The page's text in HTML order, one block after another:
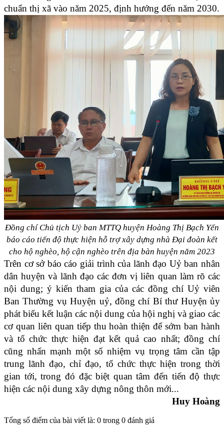
chuẩn thị xã vào năm 2025, định hướng đến năm 2030.
Đồng chí Chủ tịch Uỷ ban MTTQ huyện Hoàng Thị Bạch Yến
báo cáo tiến độ thực hiện hỗ trợ xây dựng nhà Đại đoàn kết
cho hộ nghèo, hộ cận nghèo trên địa bàn huyện năm 2023
Trên cơ sở báo cáo giải trình của lãnh đạo Uỷ ban nhân
dân huyện và lãnh đạo các đơn vị liên quan làm rõ các
nội dung; ý kiến tham gia của các đồng chí Uỷ viên
Ban Thường vụ Huyện uỷ, đồng chí Bí thư Huyện ủy
phát biểu kết luận các nội dung của hội nghị và giao các
cơ quan liên quan tiếp thu hoàn thiện để sớm ban hành
và tổ chức thực hiện đạt kết quả cao nhất; đồng chí
cũng nhấn mạnh một số nhiệm vụ trọng tâm cần tập
trung lãnh đạo, chỉ đạo, tổ chức thực hiện trong thời
gian tới, trong đó đặc biệt quan tâm đến tiến độ thực
hiện các nội dung xây dựng nông thôn mới...
Huy Hoàng
Tổng số điểm của bài viết là: 0 trong 0 đánh giá